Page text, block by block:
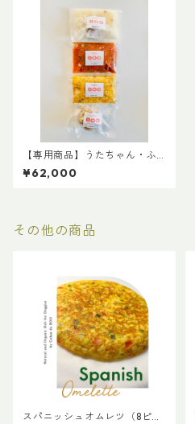
【専用商品】うたちゃん・ふ
くちゃん
¥62,000
その他の商品
スパニッシュオムレツ（8ピー